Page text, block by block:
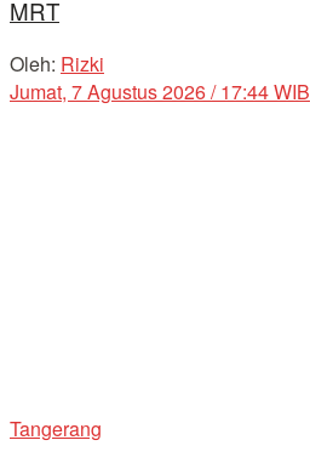
MRT
Oleh: Rizki
Jumat, 7 Agustus 2026 / 17:44 WIB
Tangerang